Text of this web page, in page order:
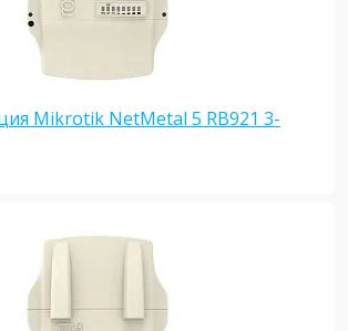
Mikrotik NetMetal 5 RB921 3-